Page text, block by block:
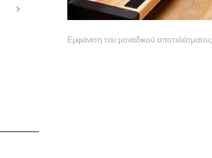
Εμφάνιση του μοναδικού αποτελέσματος